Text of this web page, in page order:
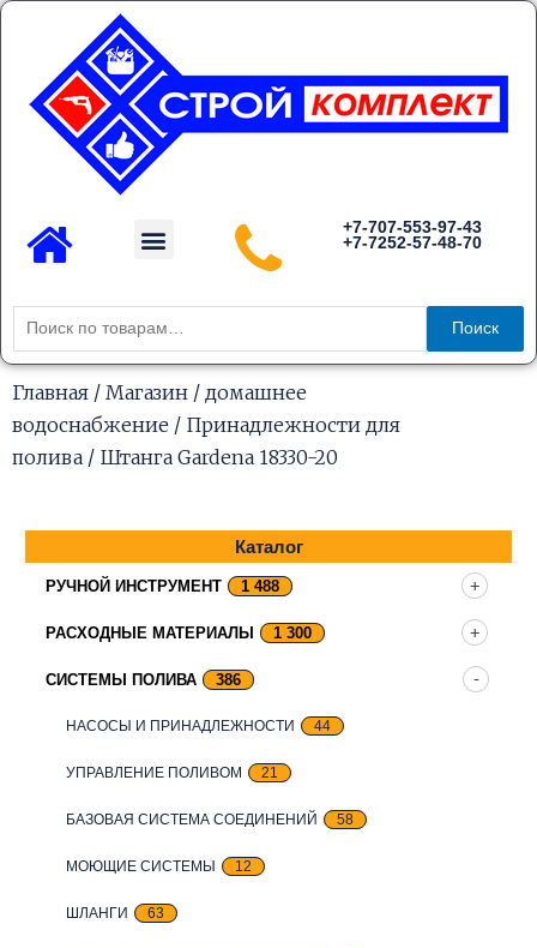
Перейти
содержимому
Menu
+7-707-553-97-43
+7-7252-57-48-70
Искать:
Поиск
Главная / Магазин / домашнее
водоснабжение / Принадлежности для
полива / Штанга Gardena 18330-20
Каталог
РУЧНОЙ ИНСТРУМЕНТ 1 488
РАСХОДНЫЕ МАТЕРИАЛЫ 1 300
СИСТЕМЫ ПОЛИВА 386
НАСОСЫ И ПРИНАДЛЕЖНОСТИ 44
УПРАВЛЕНИЕ ПОЛИВОМ 21
БАЗОВАЯ СИСТЕМА СОЕДИНЕНИЙ 58
МОЮЩИЕ СИСТЕМЫ 12
ШЛАНГИ 63